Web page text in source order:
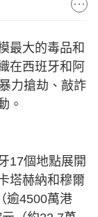
最大的毒品和
在西班牙和阿
力搶劫、敲詐
。
17個地點展開
塔赫納和穆爾
逾4500萬港